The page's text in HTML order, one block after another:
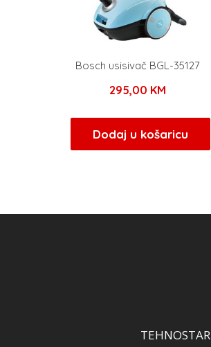
Bosch usisivač BGL-35127
295,00 KM
Dodaj u košaricu